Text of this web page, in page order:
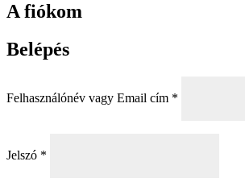
A fiókom
Belépés
Felhasználónév vagy Email cím *
Jelszó *